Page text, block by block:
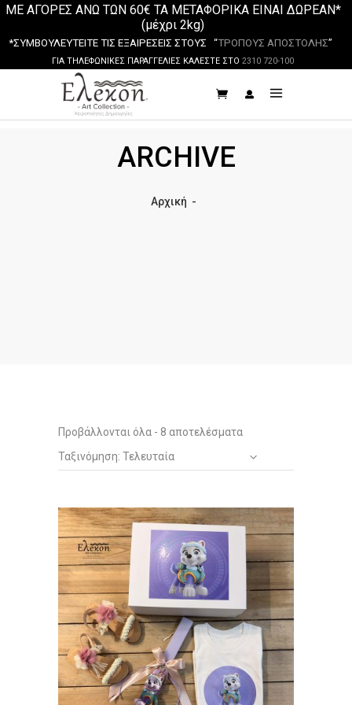
ΜΕ ΑΓΟΡΕΣ ΑΝΩ ΤΩΝ 60€ ΤΑ ΜΕΤΑΦΟΡΙΚΑ ΕΙΝΑΙ ΔΩΡΕΑΝ*
(μέχρι 2kg)
*ΣΥΜΒΟΥΛΕΥΤΕΙΤΕ ΤΙΣ ΕΞΑΙΡΕΣΕΙΣ ΣΤΟΥΣ “ΤΡΟΠΟΥΣ ΑΠΟΣΤΟΛΗΣ”
ΓΙΑ ΤΗΛΕΦΩΝΙΚΕΣ ΠΑΡΑΓΓΕΛΙΕΣ ΚΑΛΕΣΤΕ ΣΤΟ 2310 720-100
ARCHIVE
Αρχική -
Προβάλλονται όλα - 8 αποτελέσματα
by
Ταξινόμηση: Τελευταία